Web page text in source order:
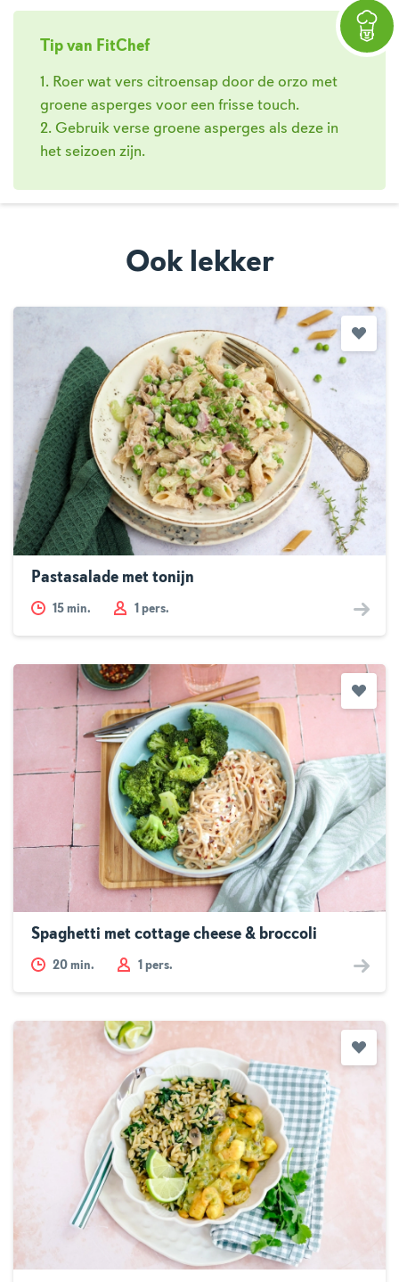
Tip van FitChef
1. Roer wat vers citroensap door de orzo met
groene asperges voor een frisse touch.
2. Gebruik verse groene asperges als deze in
het seizoen zijn.
Ook lekker
Pastasalade met tonijn
15 min. 1 pers.
Spaghetti met cottage cheese & broccoli
20 min. 1 pers.